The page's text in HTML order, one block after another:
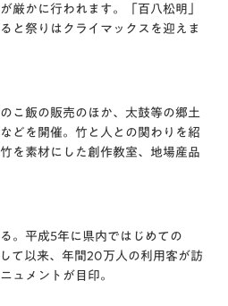
厳かに行われます。「百八松明」
と祭りはクライマックスを迎えま
こ飯の販売のほか、太鼓等の郷土
どを開催。竹と人との関わりを紹
を素材にした創作教室、地場産品
。平成5年に県内ではじめての
て以来、年間20万人の利用客が訪
ュメントが目印。